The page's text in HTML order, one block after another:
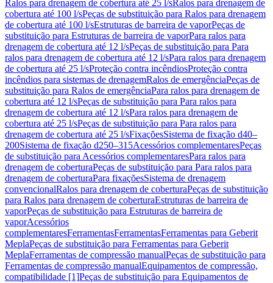
Ralos para drenagem de cobertura até 25 l/sRalos para drenagem de
cobertura até 100 l/sPeças de substituição para Ralos para drenagem
de cobertura até 100 l/sEstruturas de barreira de vaporPeças de
substituição para Estruturas de barreira de vaporPara ralos para
drenagem de cobertura até 12 l/sPeças de substituição para Para
ralos para drenagem de cobertura até 12 l/sPara ralos para drenagem
de cobertura até 25 l/sProteção contra incêndiosProteção contra
incêndios para sistemas de drenagemRalos de emergênciaPeças de
substituição para Ralos de emergênciaPara ralos para drenagem de
cobertura até 12 l/sPeças de substituição para Para ralos para
drenagem de cobertura até 12 l/sPara ralos para drenagem de
cobertura até 25 l/sPeças de substituição para Para ralos para
drenagem de cobertura até 25 l/sFixaçõesSistema de fixação d40–
200Sistema de fixação d250–315Acessórios complementaresPeças
de substituição para Acessórios complementaresPara ralos para
drenagem de coberturaPeças de substituição para Para ralos para
drenagem de coberturaPara fixaçõesSistema de drenagem
convencionalRalos para drenagem de coberturaPeças de substituição
para Ralos para drenagem de coberturaEstruturas de barreira de
vaporPeças de substituição para Estruturas de barreira de
vaporAcessórios
complementaresFerramentasFerramentasFerramentas para Geberit
MeplaPeças de substituição para Ferramentas para Geberit
MeplaFerramentas de compressão manualPeças de substituição para
Ferramentas de compressão manualEquipamentos de compressão,
compatibilidade [1]Peças de substituição para Equipamentos de